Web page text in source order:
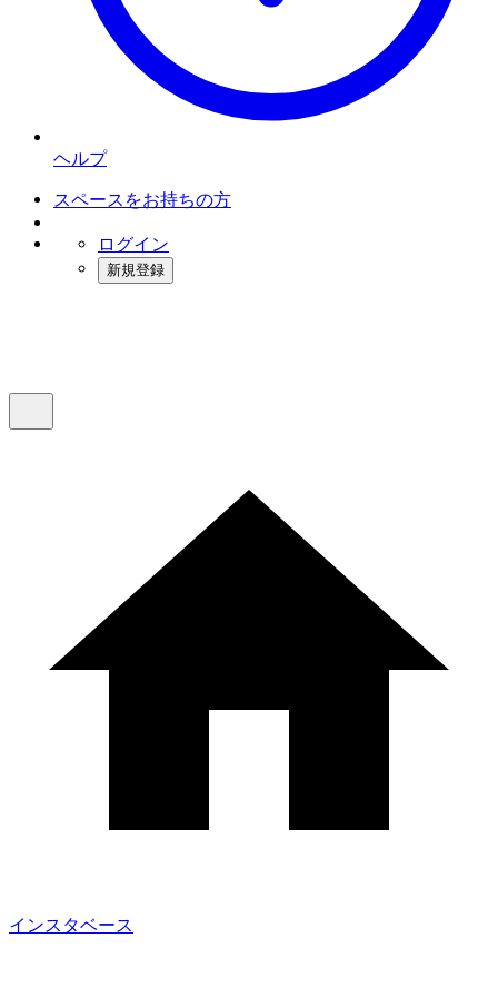
ヘルプ
スペースをお持ちの方
ログイン
新規登録
インスタベース